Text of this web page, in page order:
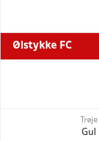
Ølstykke FC
Trøje
Gul